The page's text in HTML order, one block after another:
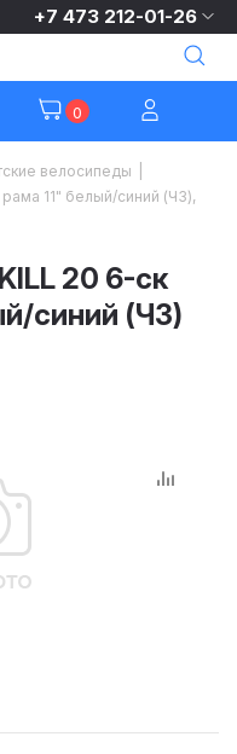
+7 473 212-01-26
0
велосипеды
11" белый/синий (ЧЗ),
20 6-ск
синий (ЧЗ)